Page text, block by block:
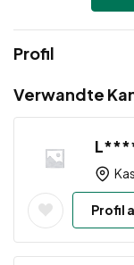
Profil
Verwandte
Profil